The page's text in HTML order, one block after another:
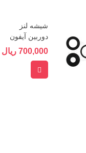
شیشه لنز
دوربین آیفون
IPHONE 15
700,000 ریال